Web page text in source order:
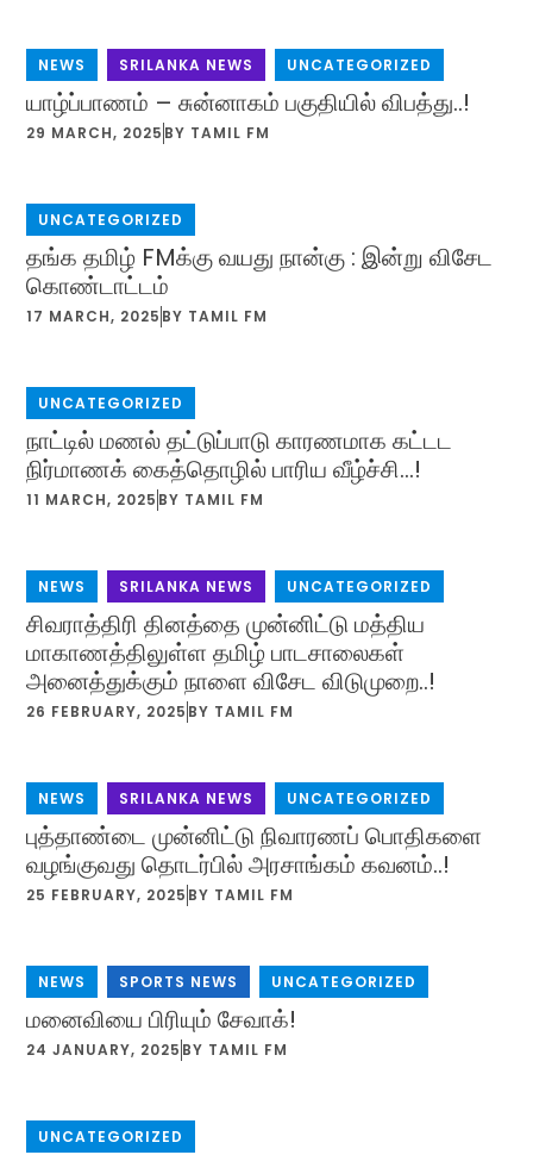
NEWS SRILANKA NEWS UNCATEGORIZED
யாழ்ப்பாணம் – சுன்னாகம் பகுதியில் விபத்து..!
29 MARCH, 2025 BY TAMIL FM
UNCATEGORIZED
தங்க தமிழ் FMக்கு வயது நான்கு : இன்று விசேட
கொண்டாட்டம்
17 MARCH, 2025 BY TAMIL FM
UNCATEGORIZED
நாட்டில் மணல் தட்டுப்பாடு காரணமாக கட்டட
நிர்மாணக் கைத்தொழில் பாரிய வீழ்ச்சி…!
11 MARCH, 2025 BY TAMIL FM
NEWS SRILANKA NEWS UNCATEGORIZED
சிவராத்திரி தினத்தை முன்னிட்டு மத்திய
மாகாணத்திலுள்ள தமிழ் பாடசாலைகள்
அனைத்துக்கும் நாளை விசேட விடுமுறை..!
26 FEBRUARY, 2025 BY TAMIL FM
NEWS SRILANKA NEWS UNCATEGORIZED
புத்தாண்டை முன்னிட்டு நிவாரணப் பொதிகளை
வழங்குவது தொடர்பில் அரசாங்கம் கவனம்..!
25 FEBRUARY, 2025 BY TAMIL FM
NEWS SPORTS NEWS UNCATEGORIZED
மனைவியை பிரியும் சேவாக்!
24 JANUARY, 2025 BY TAMIL FM
UNCATEGORIZED